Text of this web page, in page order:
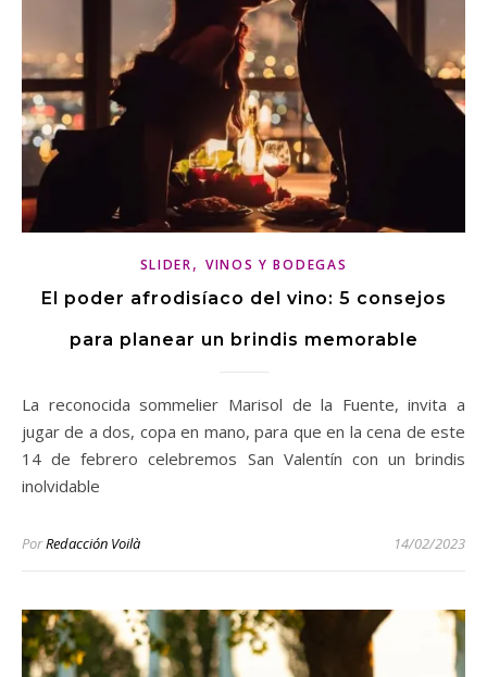
SLIDER, VINOS Y BODEGAS
El poder afrodisíaco del vino: 5 consejos
para planear un brindis memorable
La reconocida sommelier Marisol de la Fuente, invita a
jugar de a dos, copa en mano, para que en la cena de este
14 de febrero celebremos San Valentín con un brindis
inolvidable
PorRedacción Voilà 14/02/2023